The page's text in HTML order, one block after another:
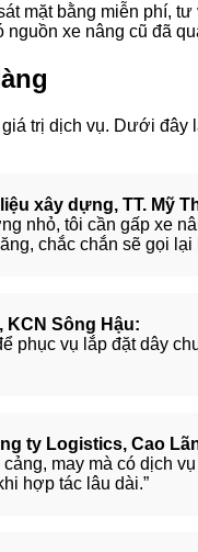
mặt bằng miễn phí,
nguồn xe nâng cũ đã
trị dịch vụ. Dưới
xây dựng, TT. Mỹ
nhỏ, tôi cần gấp xe
chắc chắn sẽ gọi lại
KCN Sông Hậu:
phục vụ lắp đặt dây
ty Logistics, Cao
may mà có dịch
hợp tác lâu dài.”